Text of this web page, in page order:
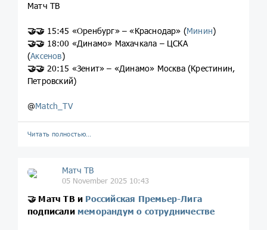
Матч ТВ
🤝🤝 15:45 «Оренбург» – «Краснодар» (Минин)
🤝🤝 18:00 «Динамо» Махачкала – ЦСКА
(Аксенов)
🤝🤝 20:15 «Зенит» – «Динамо» Москва (Крестинин,
Петровский)
@Match_TV
Читать полностью…
Матч ТВ
05 November 2025 10:43
🤝 Матч ТВ и Российская Премьер-Лига
подписали меморандум о сотрудничестве